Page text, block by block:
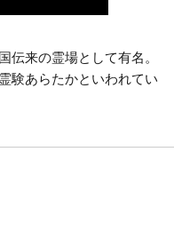
伝来の霊場として有名。
験あらたかといわれてい